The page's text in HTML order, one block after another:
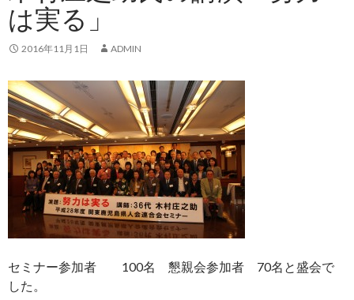
は実る」
2016年11月1日 ADMIN
セミナー参加者 100名 懇親会参加者 70名と盛会で
した。